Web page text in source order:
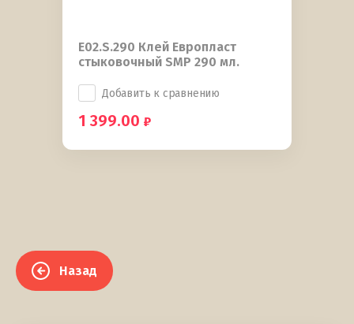
E02.S.290 Клей Европласт
стыковочный SMP 290 мл.
Добавить к сравнению
1 399.00
Назад